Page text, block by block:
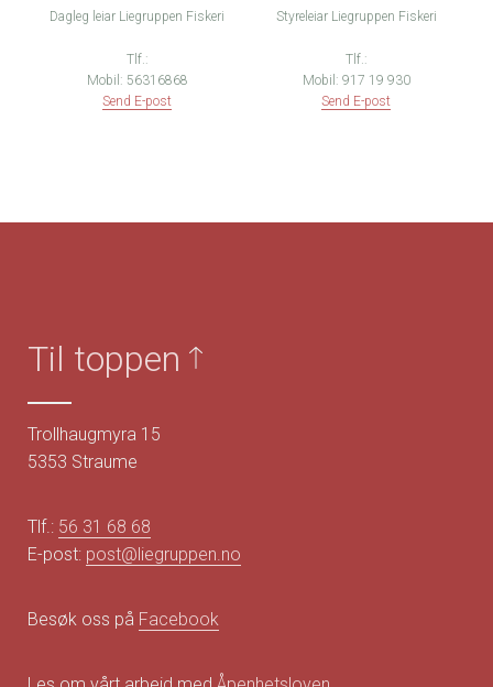
Dagleg leiar Liegruppen Fiskeri
Tlf.:
Mobil: 56316868
Send E-post
Styreleiar Liegruppen Fiskeri
Tlf.:
Mobil: 917 19 930
Send E-post
Til toppen
Trollhaugmyra 15
5353 Straume
Tlf.: 56 31 68 68
E-post: post@liegruppen.no
Besøk oss på Facebook